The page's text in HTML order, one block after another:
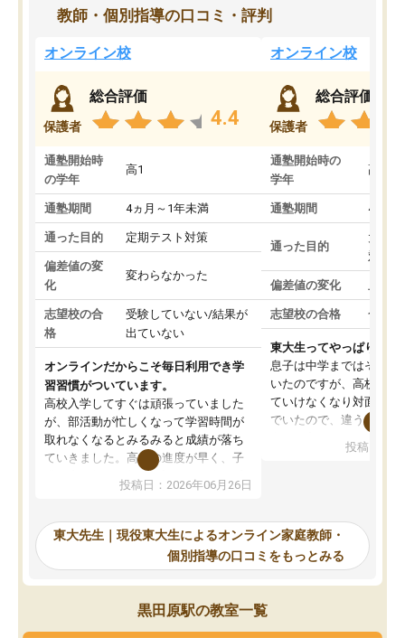
教師・個別指導の口コミ・評判
オンライン校
保護者
総合評価
4.4
通塾開始時
の学年
高1
通塾期間 4ヵ月～1年未満
通った目的 定期テスト対策
偏差値の変
化
変わらなかった
志望校の合
格
受験していない/結果が
出ていない
オンラインだからこそ毎日利用でき学
習習慣がついています。
高校入学してすぐは頑張っていました
が、部活動が忙しくなって学習時間が
取れなくなるとみるみると成績が落ち
ていきました。高校の進度が早く、子
供も家に帰って勉強の話すると嫌な反
応を示します。東大先生にお願いして
れるので、親としても安心です。毎日
使える自習室とかもあり、わからない
ところがあれば先生が回答してくれる
のも重宝しています。
投稿日：2026年06月26日
オンライン校
保護者
総合評価
通塾開始時の
学年
高3
通塾期間 4ヵ月
通った目的
大学
対策
偏差値の変化
志望校の合格 合格
東大生ってやっぱりすご
息子は中学まではそこそ
いたのですが、高校に入
ていけなくなり対面の塾
でいたので、違うアプロ
で、当初は模試でD判定
自習室が毎日使えていつ
るのが心強かったよう
謝です。
投稿日：
東大先生｜現役東大生によるオンライン家庭教師・
個別指導の口コミをもっとみる
黒田原駅の教室一覧